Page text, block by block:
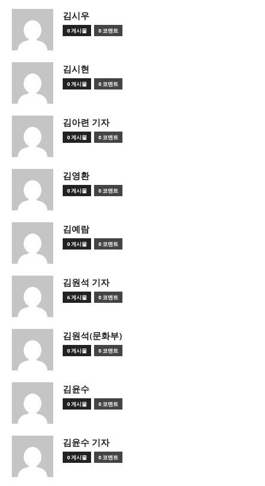
김시우
0 게시물 0 코멘트
김시현
0 게시물 0 코멘트
김아련 기자
0 게시물 0 코멘트
김영환
0 게시물 0 코멘트
김예람
0 게시물 0 코멘트
김원석 기자
6 게시물 0 코멘트
김원석(문화부)
0 게시물 0 코멘트
김윤수
0 게시물 0 코멘트
김윤수 기자
0 게시물 0 코멘트